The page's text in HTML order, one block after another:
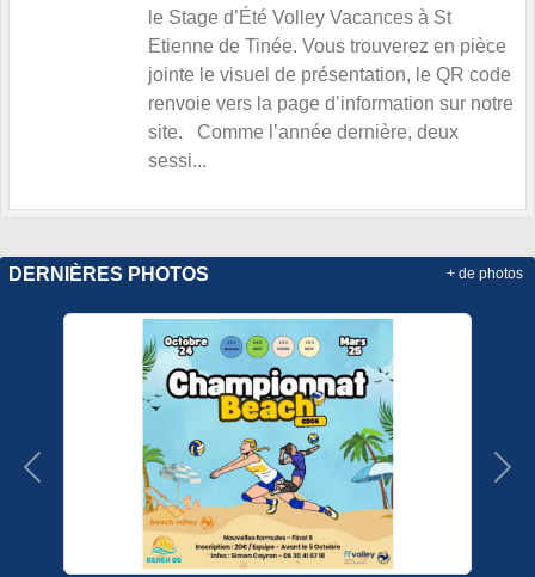
le Stage d’Été Volley Vacances à St
Etienne de Tinée. Vous trouverez en pièce
jointe le visuel de présentation, le QR code
renvoie vers la page d’information sur notre
site. Comme l’année dernière, deux
sessi...
DERNIÈRES PHOTOS
Précedent
+ de photos